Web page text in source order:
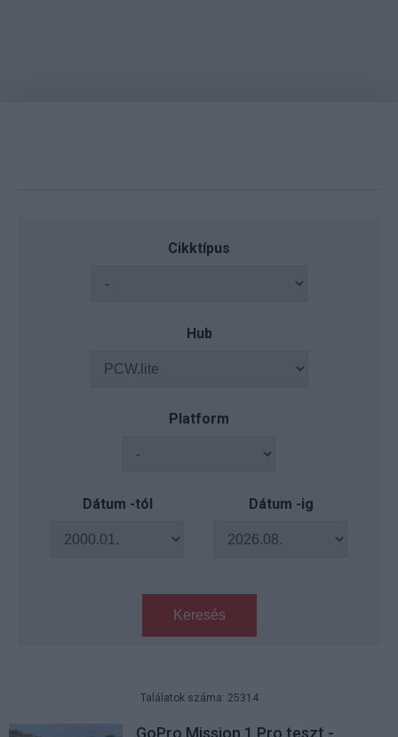
Cikktípus
Hub
Platform
Dátum -tól Dátum -ig
Keresés
Találatok száma: 25314
GoPro Mission 1 Pro teszt -